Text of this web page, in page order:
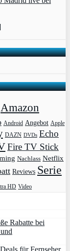
Amazon
Android Angebot Apple
DAZN DVDs Echo
Fire TV Stick
Nachlass Netflix
Reviews Serie
HD Video
Rabatte bei
für Fernseher,